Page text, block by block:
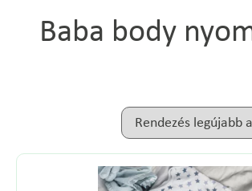
Baba body